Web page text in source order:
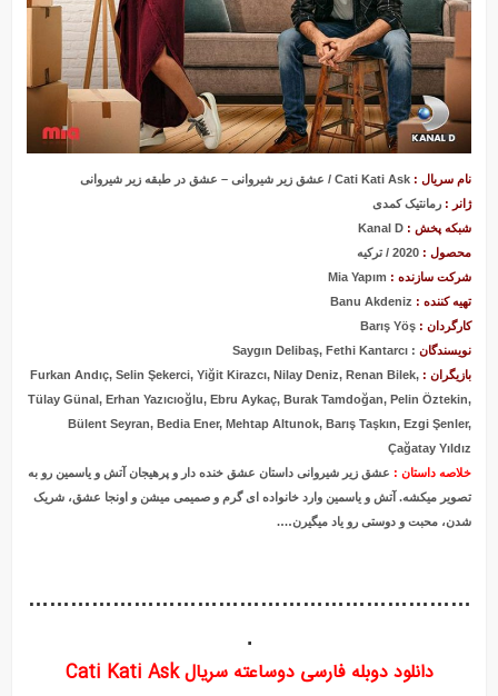
نام سریال : Cati Kati Ask / عشق زیر شیروانی – عشق در طبقه زیر شیروانی
ژانر : رمانتیک کمدی
شبکه پخش : Kanal D
محصول : 2020 / ترکیه
شرکت سازنده :
تهیه کننده :
کارگردان : Barış Yöş
نویسندگان : Saygın Delibaş, Fethi Kantarcı
بازیگران : Furkan Andıç, Selin Şekerci, Yiğit Kirazcı, Nilay Deniz, Renan Bilek,
Tülay Günal, Erhan Yazıcıoğlu, Ebru Aykaç, Burak Tamdoğan, Pelin Öztekin,
Bülent Seyran, Bedia Ener, Mehtap Altunok, Barış Taşkın, Ezgi Şenler,
Çağatay Yıldız
خلاصه داستان : عشق زیر شیروانی داستان عشق خنده دار و پرهیجان آتش و یاسمین رو به
تصویر میکشه. آتش و یاسمین وارد خانواده ای گرم و صمیمی میشن و اونجا عشق، شریک
شدن، محبت و دوستی رو یاد میگیرن….
………………………………………………………
.
دانلود دوبله فارسی دوساعته سریال Cati Kati Ask